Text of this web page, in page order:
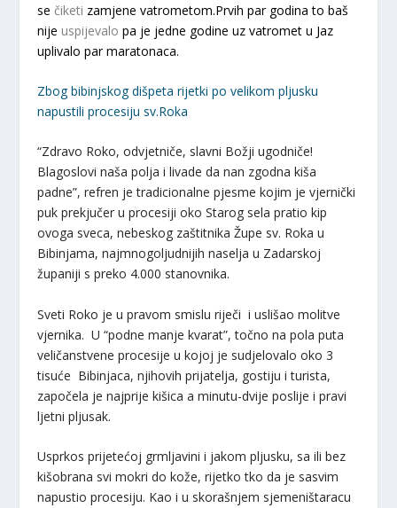
sečiketi zamjene vatrometom.Prvih par godina to baš
nije uspijevalo pa je jedne godine uz vatromet u Jaz
uplivalo par maratonaca.
Zbog bibinjskog dišpeta rijetki po velikom pljusku
napustili procesiju sv.Roka
“Zdravo Roko, odvjetniče, slavni Božji ugodniče!
Blagoslovi naša polja i livade da nan zgodna kiša
padne”, refren je tradicionalne pjesme kojim je vjernički
puk prekjučer u procesiji oko Starog sela pratio kip
ovoga sveca, nebeskog zaštitnika Župe sv. Roka u
Bibinjama, najmnogoljudnijih naselja u Zadarskoj
županiji s preko 4.000 stanovnika.
Sveti Roko je u pravom smislu riječi i uslišao molitve
vjernika. U “podne manje kvarat”, točno na pola puta
veličanstvene procesije u kojoj je sudjelovalo oko 3
tisuće Bibinjaca, njihovih prijatelja, gostiju i turista,
započela je najprije kišica a minutu-dvije poslije i pravi
ljetni pljusak.
Usprkos prijetećoj grmljavini i jakom pljusku, sa ili bez
kišobrana svi mokri do kože, rijetko tko da je sasvim
napustio procesiju. Kao i u skorašnjem sjemeništaracu